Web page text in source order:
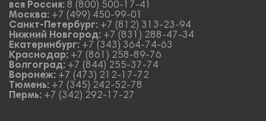
вся Россия: 8 (800) 500-17-41
Москва: +7 (499) 450-99-01
Санкт-Петербург: +7 (812) 313-23-94
Нижний Новгород: +7 (831) 288-47-34
Екатеринбург: +7 (343) 364-74-63
Краснодар: +7 (861) 258-89-76
Волгоград: +7 (844) 255-37-74
Воронеж: +7 (473) 212-17-72
Тюмень: +7 (345) 242-52-78
Пермь: +7 (342) 292-17-27